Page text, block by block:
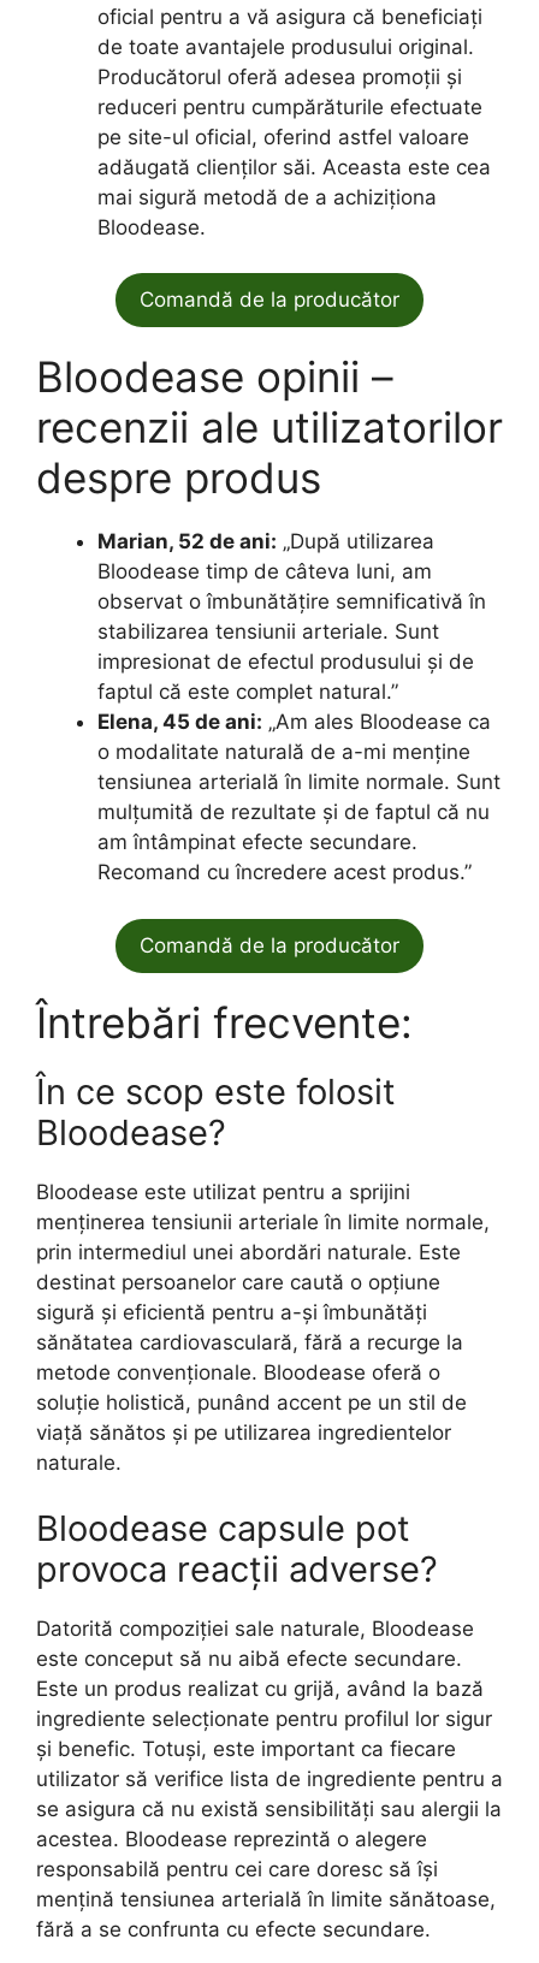
oficial pentru a vă asigura că beneficiați
de toate avantajele produsului original.
Producătorul oferă adesea promoții și
reduceri pentru cumpărăturile efectuate
pe site-ul oficial, oferind astfel valoare
adăugată clienților săi. Aceasta este cea
mai sigură metodă de a achiziționa
Bloodease.
Comandă de la producător
Bloodease opinii –
recenzii ale utilizatorilor
despre produs
Marian, 52 de ani: „După utilizarea
Bloodease timp de câteva luni, am
observat o îmbunătățire semnificativă în
stabilizarea tensiunii arteriale. Sunt
impresionat de efectul produsului și de
faptul că este complet natural.”
Elena, 45 de ani: „Am ales Bloodease ca
o modalitate naturală de a-mi menține
tensiunea arterială în limite normale. Sunt
mulțumită de rezultate și de faptul că nu
am întâmpinat efecte secundare.
Recomand cu încredere acest produs.”
Comandă de la producător
Întrebări frecvente:
În ce scop este folosit
Bloodease?
Bloodease este utilizat pentru a sprijini
menținerea tensiunii arteriale în limite normale,
prin intermediul unei abordări naturale. Este
destinat persoanelor care caută o opțiune
sigură și eficientă pentru a-și îmbunătăți
sănătatea cardiovasculară, fără a recurge la
metode convenționale. Bloodease oferă o
soluție holistică, punând accent pe un stil de
viață sănătos și pe utilizarea ingredientelor
naturale.
Bloodease capsule pot
provoca reacții adverse?
Datorită compoziției sale naturale, Bloodease
este conceput să nu aibă efecte secundare.
Este un produs realizat cu grijă, având la bază
ingrediente selecționate pentru profilul lor sigur
și benefic. Totuși, este important ca fiecare
utilizator să verifice lista de ingrediente pentru a
se asigura că nu există sensibilități sau alergii la
acestea. Bloodease reprezintă o alegere
responsabilă pentru cei care doresc să își
mențină tensiunea arterială în limite sănătoase,
fără a se confrunta cu efecte secundare.